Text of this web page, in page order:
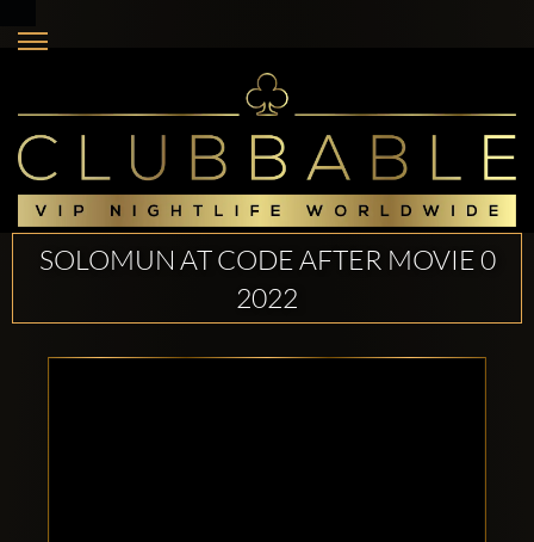
SOLOMUN AT CODE AFTER MOVIE 0
2022